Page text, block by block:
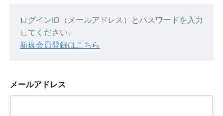
ログインID（メールアドレス）とパスワードを入力
してください。
新規会員登録はこちら
メールアドレス